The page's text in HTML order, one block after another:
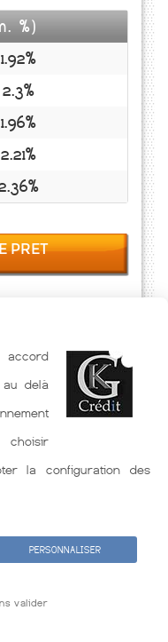
%)
1.92%
2.3%
1.96%
2.21%
PRET
les semaines. Taux
Meilleur Taux
indicatif fonction des
accord
delà
choisir
la configuration des
PERSONNALISER
valider